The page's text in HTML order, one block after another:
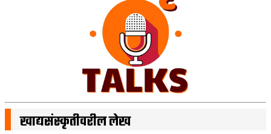
खाद्यसंस्कृतीवरील लेख